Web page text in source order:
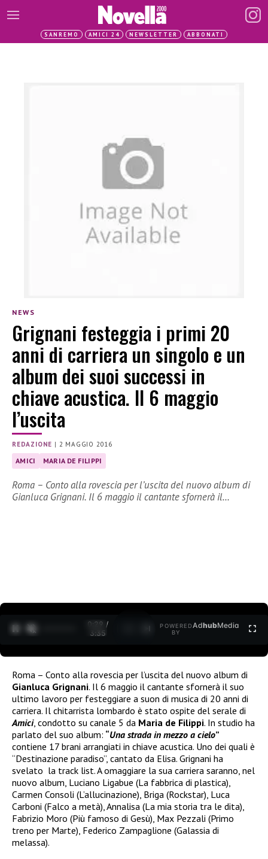
SANREMO AMICI 24 NEWSLETTER ABBONATI
NEWS
Grignani festeggia i primi 20
anni di carriera un singolo e un
album dei suoi successi in
chiave acustica. Il 6 maggio
l’uscita
REDAZIONE | 2 MAGGIO 2016
AMICI MARIA DE FILIPPI
Roma – Conto alla rovescia per l’uscita del nuovo album di
Gianluca Grignani. Il 6 maggio il cantante sfornerà il…
0:30 /
3:35
POWERED
BY
AdhubMedia
Roma – Conto alla rovescia per l’uscita del nuovo album di
Gianluca Grignani. Il 6 maggio il cantante sfornerà il suo
ultimo lavoro per festeggiare a suon di musica di 20 anni di
carriera. Il chitarrista lombardo è stato ospite del serale di
Amici, condotto su canale 5 da Maria de Filippi. In studio ha
parlato del suo album: “Una strada in mezzo a cielo”
contiene 17 brani arrangiati in chiave acustica. Uno dei quali è
“Destinazione paradiso”, cantato da Elisa. Grignani ha
svelato la track list. A omaggiare la sua carriera saranno, nel
nuovo album, Luciano Ligabue (La fabbrica di plastica),
Carmen Consoli (L’allucinazione), Briga (Rockstar), Luca
Carboni (Falco a metà), Annalisa (La mia storia tra le dita),
Fabrizio Moro (Più famoso di Gesù), Max Pezzali (Primo
treno per Marte), Federico Zampaglione (Galassia di
melassa).